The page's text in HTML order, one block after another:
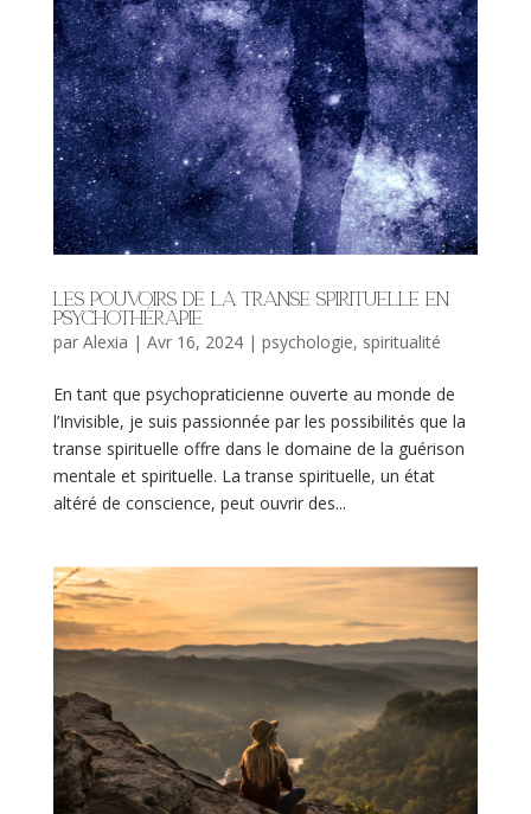
Les pouvoirs de la transe spirituelle en
psychothérapie
par Alexia | Avr 16, 2024| psychologie, spiritualité
En tant que psychopraticienne ouverte au monde de
l’Invisible, je suis passionnée par les possibilités que la
transe spirituelle offre dans le domaine de la guérison
mentale et spirituelle. La transe spirituelle, un état
altéré de conscience, peut ouvrir des...